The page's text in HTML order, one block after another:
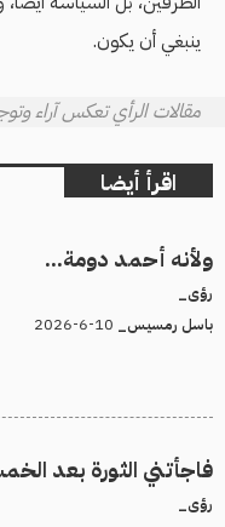
ينبغي أن يكون.
مقالات الرأي تعكس آراء
اقرأ أيضا
ولأنه أحمد دومة...
رؤى_
باسل رمسيس_
فاجأتني الثورة بعد
رؤى_